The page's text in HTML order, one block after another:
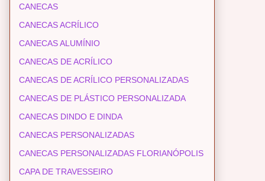
CANECAS
CANECAS ACRÍLICO
CANECAS ALUMÍNIO
CANECAS DE ACRÍLICO
CANECAS DE ACRÍLICO PERSONALIZADAS
CANECAS DE PLÁSTICO PERSONALIZADA
CANECAS DINDO E DINDA
CANECAS PERSONALIZADAS
CANECAS PERSONALIZADAS FLORIANÓPOLIS
CAPA DE TRAVESSEIRO